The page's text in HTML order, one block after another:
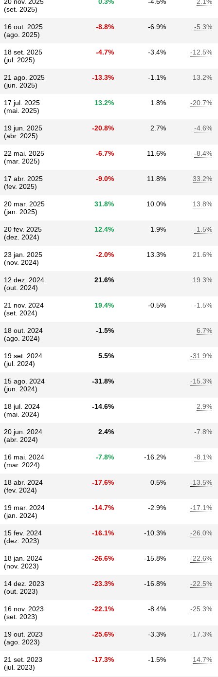
(set. 2025)
16 out. 2025
(ago. 2025)
-8.8% -6.9% -5.3%
18 set. 2025
(jul. 2025)
-4.7% -3.4% -12.5%
21 ago. 2025
(jun. 2025)
-13.3% -1.1% 13.2%
17 jul. 2025
(mai. 2025)
13.2% 1.8% -20.7%
19 jun. 2025
(abr. 2025)
-20.8% 2.7% -4.6%
22 mai. 2025
(mar. 2025)
-6.7% 11.6% -8.4%
17 abr. 2025
(fev. 2025)
-9.0% 11.8% 33.2%
20 mar. 2025
(jan. 2025)
31.8% 10.0% 13.8%
20 fev. 2025
(dez. 2024)
12.4% 1.9% -1.5%
23 jan. 2025
(nov. 2024)
-2.0% 13.3% 21.6%
12 dez. 2024
(out. 2024)
21.6% 19.3%
21 nov. 2024
(set. 2024)
19.4% -0.5% -1.5%
18 out. 2024
(ago. 2024)
-1.5% 6.7%
19 set. 2024
(jul. 2024)
5.5% -31.9%
15 ago. 2024
(jun. 2024)
-31.8% -15.3%
18 jul. 2024
(mai. 2024)
-14.6% 2.9%
20 jun. 2024
(abr. 2024)
2.4% -7.8%
16 mai. 2024
(mar. 2024)
-7.8% -16.2% -8.1%
18 abr. 2024
(fev. 2024)
-17.6% 0.5% -13.5%
19 mar. 2024
(jan. 2024)
-14.7% -2.9% -17.1%
15 fev. 2024
(dez. 2023)
-16.1% -10.3% -26.0%
18 jan. 2024
(nov. 2023)
-26.6% -15.8% -22.6%
14 dez. 2023
(out. 2023)
-23.3% -16.8% -22.5%
16 nov. 2023
(set. 2023)
-22.1% -8.4% -25.3%
19 out. 2023
(ago. 2023)
-25.6% -3.3% -17.3%
21 set. 2023
(jul. 2023)
-17.3% -1.5% 14.7%